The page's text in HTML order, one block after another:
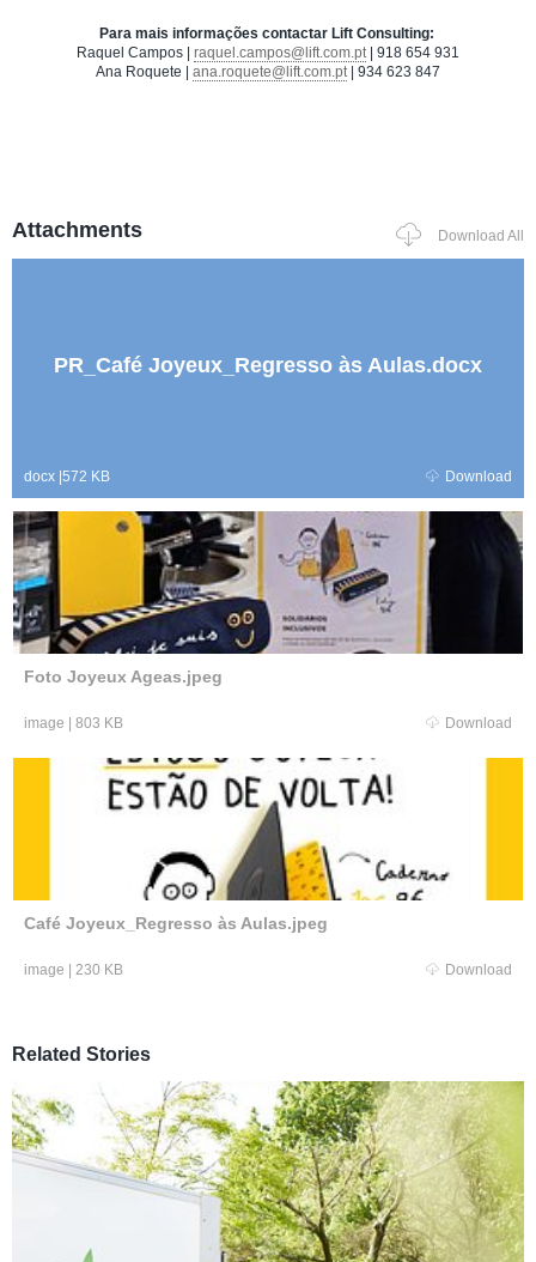
Para mais informações contactar Lift Consulting:
Raquel Campos | raquel.campos@lift.com.pt| 918 654 931
Ana Roquete | ana.roquete@lift.com.pt| 934 623 847
Attachments Download All
PR_Café Joyeux_Regresso às Aulas.docx
docx 572 KB Download
Foto Joyeux Ageas.jpeg
image 803 KB Download
Café Joyeux_Regresso às Aulas.jpeg
image 230 KB Download
Related Stories